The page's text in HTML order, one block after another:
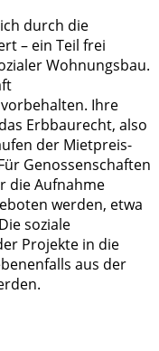
durch die
– ein Teil frei
Wohnungsbau.
Ihre
Erbbaurecht, also
der Mietpreis-
Genossenschaften
die Aufnahme
werden, etwa
soziale
Projekte in die
aus der